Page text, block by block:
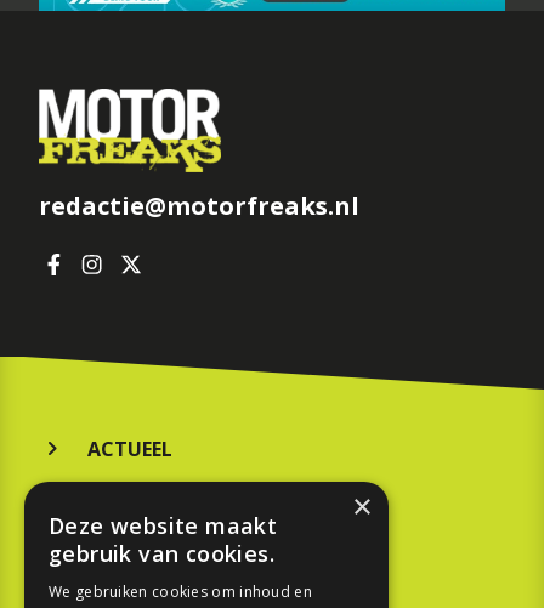
redactie@motorfreaks.nl
ACTUEEL
KOOPGIDS
TESTEN
×
Deze website maakt
gebruik van cookies.
We gebruiken cookies om inhoud en